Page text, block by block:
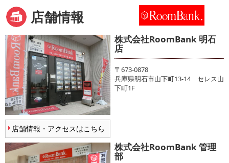
店舗情報
店舗情報・アクセスはこちら
株式会社RoomBank 明石
店
〒673-0878
兵庫県明石市山下町13-14 セレス山
下町1F
株式会社RoomBank 管理
部